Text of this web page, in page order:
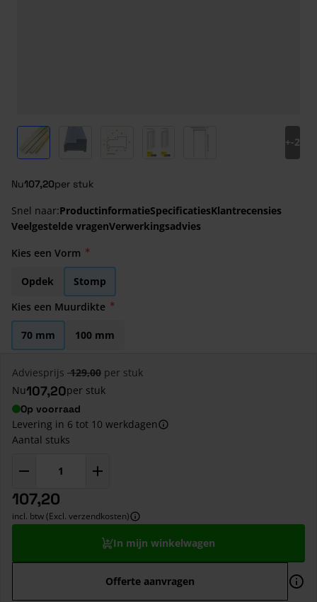
View larger imageView larger imageView larger image
+-2
Nu107,20per stuk
Snel naar:ProductinformatieSpecificatiesKlantrecensies
Veelgestelde vragenVerwerkingsadvies
Kies een Vorm
Opdek
Stomp
Kies een Muurdikte
70 mm 100 mm
Adviesprijs 129,00 per stuk
Nu107,20per stuk
Op voorraad
Levering in 6 tot 10 werkdagen
Aantal stuks
107,20
incl. btw (Excl. verzendkosten)
In mijn winkelwagen
Offerte aanvragen